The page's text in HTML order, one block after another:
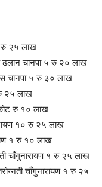
रु २५ लाख
ढलान चानपा ५ रु २० लाख
चानपा ५ रु ३० लाख
२५ लाख
रु १० लाख
१० रु २५ लाख
१ रु १० लाख
चाँगुनारायण १ रु २५ लाख
चाँगुनारायण १ रु २५